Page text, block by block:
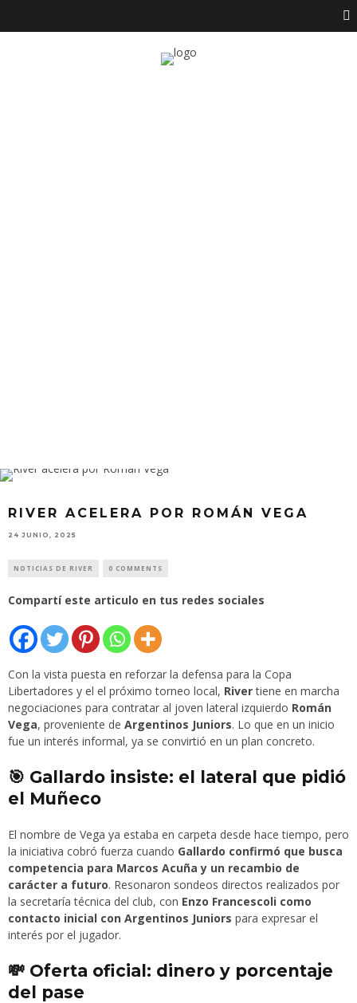
RIVER ACELERA POR ROMÁN VEGA
24 JUNIO, 2025
NOTICIAS DE RIVER 0 COMMENTS
Compartí este articulo en tus redes sociales
Con la vista puesta en reforzar la defensa para la Copa
Libertadores y el el próximo torneo local, Rivertiene en marcha
negociaciones para contratar al joven lateral izquierdo Román
Vega, proveniente de Argentinos Juniors. Lo que en un inicio
fue un interés informal, ya se convirtió en un plan concreto.
🎯 Gallardo insiste: el lateral que pidió
el Muñeco
El nombre de Vega ya estaba en carpeta desde hace tiempo, pero
la iniciativa cobró fuerza cuando Gallardo confirmó que busca
competencia para Marcos Acuña y un recambio de
carácter a futuro. Resonaron sondeos directos realizados por
la secretaría técnica del club, con Enzo Francescoli como
contacto inicial con Argentinos Juniors para expresar el
interés por el jugador.
💸 Oferta oficial: dinero y porcentaje
del pase